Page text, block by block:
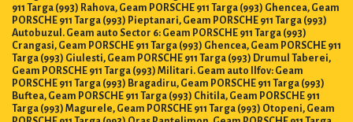
911 Targa (993) Rahova, Geam PORSCHE 911 Targa (993) Ghencea, Geam
PORSCHE 911 Targa (993) Pieptanari, Geam PORSCHE 911 Targa (993)
Autobuzul. Geam auto Sector 6: Geam PORSCHE 911 Targa (993)
Crangasi, Geam PORSCHE 911 Targa (993) Ghencea, Geam PORSCHE 911
Targa (993) Giulesti, Geam PORSCHE 911 Targa (993) Drumul Taberei,
Geam PORSCHE 911 Targa (993) Militari. Geam auto Ilfov: Geam
PORSCHE 911 Targa (993) Bragadiru, Geam PORSCHE 911 Targa (993)
Buftea, Geam PORSCHE 911 Targa (993) Chitila, Geam PORSCHE 911
Targa (993) Magurele, Geam PORSCHE 911 Targa (993) Otopeni, Geam
PORSCHE 911 Targa (993) Oras Pantelimon, Geam PORSCHE 911 Targa